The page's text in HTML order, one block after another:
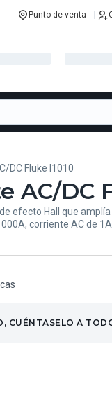
Punto de venta
DC Fluke I1010
AC/DC
efecto Hall que
corriente AC de 1A
CUÉNTASELO A